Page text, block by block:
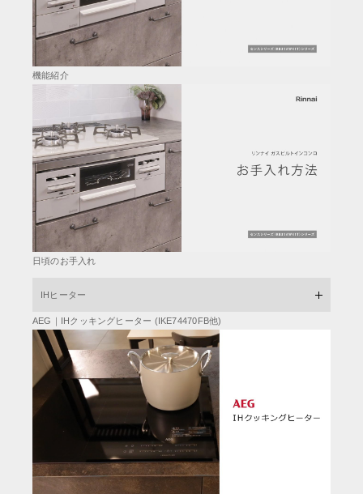
機能紹介
日頃のお手入れ
IHヒーター
AEG｜IHクッキングヒーター (IKE74470FB他)